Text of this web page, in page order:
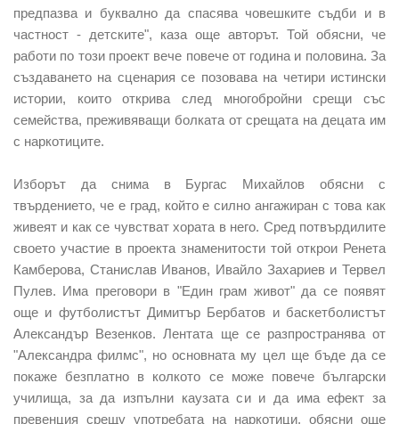
предпазва и буквално да спасява човешките съдби и в
частност - детските", каза още авторът. Той обясни, че
работи по този проект вече повече от година и половина. За
създаването на сценария се позовава на четири истински
истории, които открива след многобройни срещи със
семейства, преживяващи болката от срещата на децата им
с наркотиците.
Изборът да снима в Бургас Михайлов обясни с
твърдението, че е град, който е силно ангажиран с това как
живеят и как се чувстват хората в него. Сред потвърдилите
своето участие в проекта знаменитости той открои Ренета
Камберова, Станислав Иванов, Ивайло Захариев и Тервел
Пулев. Има преговори в "Един грам живот" да се появят
още и футболистът Димитър Бербатов и баскетболистът
Александър Везенков. Лентата ще се разпространява от
"Александра филмс", но основната му цел ще бъде да се
покаже безплатно в колкото се може повече български
училища, за да изпълни каузата си и да има ефект за
превенция срещу употребата на наркотици, обясни още